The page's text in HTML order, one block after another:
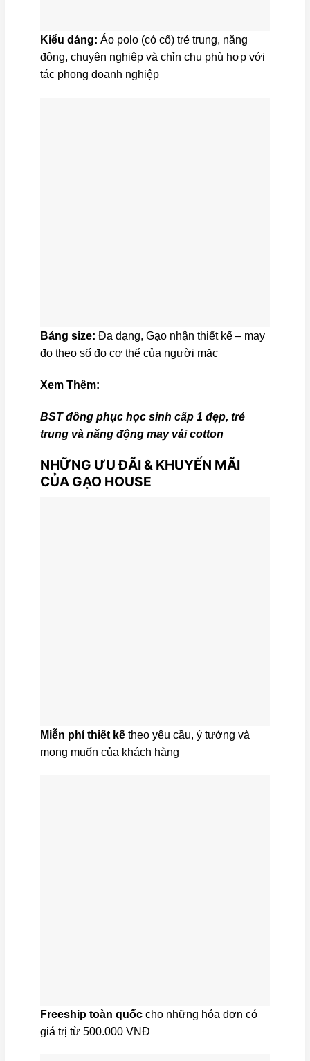
Kiểu dáng: Áo polo (có cổ) trẻ trung, năng
động, chuyên nghiệp và chỉn chu phù hợp với
tác phong doanh nghiệp
Bảng size: Đa dạng, Gạo nhận thiết kế – may
đo theo số đo cơ thể của người mặc
Xem Thêm:
BST đồng phục học sinh cấp 1 đẹp, trẻ
trung và năng động may vải cotton
NHỮNG ƯU ĐÃI & KHUYẾN MÃI
CỦA GẠO HOUSE
Miễn phí thiết kế theo yêu cầu, ý tưởng và
mong muốn của khách hàng
Freeship toàn quốc cho những hóa đơn có
giá trị từ 500.000 VNĐ